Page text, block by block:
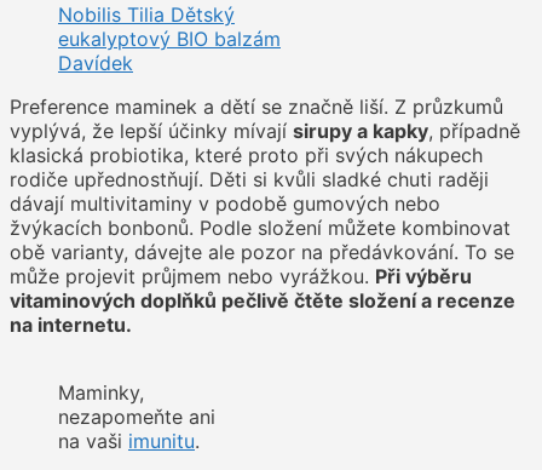
Nobilis Tilia Dětský
eukalyptový BIO balzám
Davídek
Preference maminek a dětí se značně liší. Z průzkumů
vyplývá, že lepší účinky mívají sirupy a kapky, případně
klasická probiotika, které proto při svých nákupech
rodiče upřednostňují. Děti si kvůli sladké chuti raději
dávají multivitaminy v podobě gumových nebo
žvýkacích bonbonů. Podle složení můžete kombinovat
obě varianty, dávejte ale pozor na předávkování. To se
může projevit průjmem nebo vyrážkou. Při výběru
vitaminových doplňků pečlivě čtěte složení a recenze
na internetu.
Maminky,
nezapomeňte ani
na vaši imunitu.